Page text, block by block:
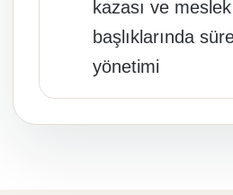
kazası ve meslek
başlıklarında
yönetimi